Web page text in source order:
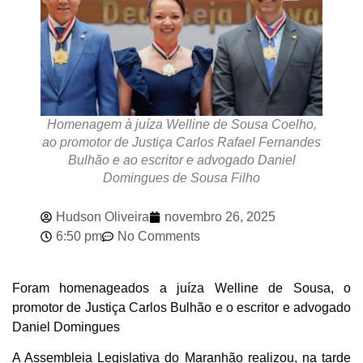
Homenagem à juíza Welline de Sousa Coelho,
ao promotor de Justiça Carlos Rafael Fernandes
Bulhão e ao escritor e advogado Daniel
Domingues de Sousa Filho
Hudson Oliveira
novembro 26, 2025
6:50 pm
No Comments
Foram homenageados a juíza Welline de Sousa, o
promotor de Justiça Carlos Bulhão e o escritor e advogado
Daniel Domingues
A Assembleia Legislativa do Maranhão realizou, na tarde